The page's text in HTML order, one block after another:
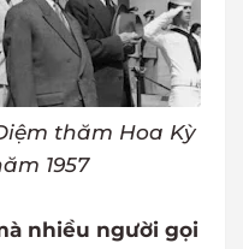
thăm Hoa Kỳ
1957
nhiều người gọi